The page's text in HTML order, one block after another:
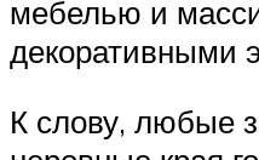
мебелью и
декоративными
К слову, любые